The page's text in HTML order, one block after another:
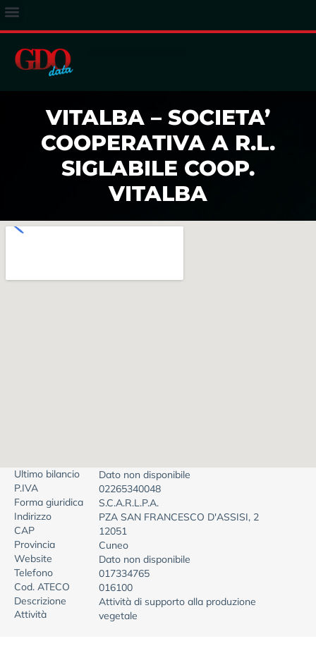
VITALBA – SOCIETA’
COOPERATIVA A R.L.
SIGLABILE COOP.
VITALBA
Ultimo bilancio
Dato non disponibile
P.IVA
02265340048
Forma giuridica
S.C.A.R.L.P.A.
Indirizzo
PZA SAN FRANCESCO D'ASSISI, 2
CAP
12051
Provincia
Cuneo
Website
Dato non disponibile
Telefono
017334765
Cod. ATECO
016100
Descrizione
Attività
Attività di supporto alla produzione
vegetale